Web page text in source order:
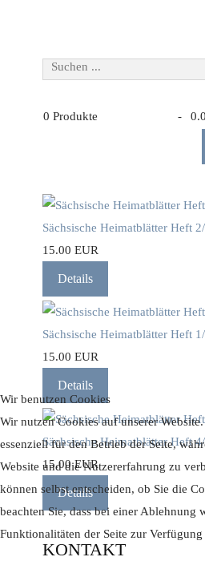
Suchen ...
0 Produkte -
Sächsische Heimatblätter Heft
15.00 EUR
Details
Sächsische Heimatblätter Heft
15.00 EUR
Details
Sächsische Heimatblätter Heft
15.00 EUR
Details
KONTAKT
Wir benutzen Cookies
Wir nutzen Cookies auf unserer
essenziell für den Betrieb der Seite,
Website und die Nutzererfahrung zu
können selbst entscheiden, ob Sie die
beachten Sie, dass bei einer Ablehnung
Funktionalitäten der Seite zur Verfügung